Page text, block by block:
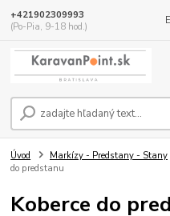
+421902309993
(Po-Pia, 9-18 hod.)
Úvod Markízy - Predstany - Stany
do predstanu
Koberce do